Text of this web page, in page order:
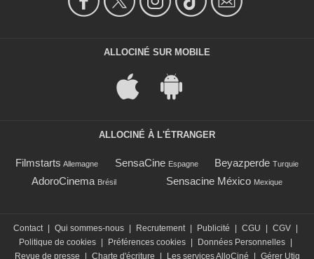
ALLOCINÉ SUR MOBILE
ALLOCINÉ À L'ÉTRANGER
Filmstarts Allemagne SensaCine Espagne Beyazperde Turquie
AdoroCinema Brésil Sensacine México Mexique
Contact Qui sommes-nous Recrutement Publicité CGU CGV
Politique de cookies
Préférences cookies Données Personnelles
Revue de presse
Charte d'écriture Les services AlloCiné Gérer Utiq